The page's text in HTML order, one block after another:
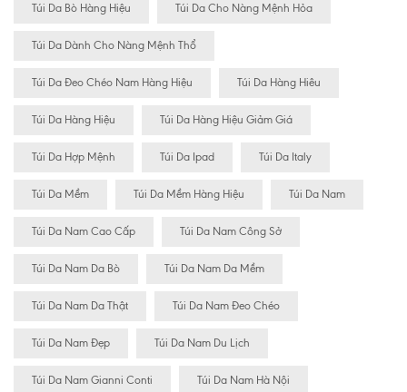
Túi Da Bò Hàng Hiệu Túi Da Cho Nàng Mệnh Hỏa
Túi Da Dành Cho Nàng Mệnh Thổ
Túi Da Đeo Chéo Nam Hàng Hiệu Túi Da Hàng Hiêu
Túi Da Hàng Hiệu Túi Da Hàng Hiệu Giảm Giá
Túi Da Hợp Mệnh Túi Da Ipad Túi Da Italy
Túi Da Mềm Túi Da Mềm Hàng Hiệu Túi Da Nam
Túi Da Nam Cao Cấp Túi Da Nam Công Sở
Túi Da Nam Da Bò Túi Da Nam Da Mềm
Túi Da Nam Da Thật Túi Da Nam Đeo Chéo
Túi Da Nam Đẹp Túi Da Nam Du Lịch
Túi Da Nam Gianni Conti Túi Da Nam Hà Nội